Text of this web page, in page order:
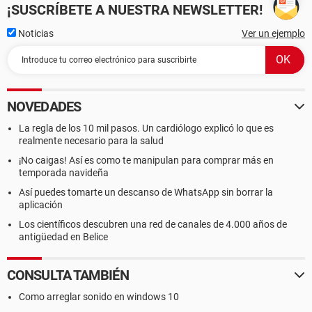
Propiedades del Sistema:
Fabricante Gigabyte Technology Co., Ltd.
Producto M68M-S2P
Identificador único universal 36434630-34393943-
42324139-FFFFFFFF
[ Placa base ]
Propiedades de la Placa Base:
Fabricante Gigabyte Technology Co., Ltd.
Producto M68M-S2P
Versión x.x
¡SUSCRÍBETE A NUESTRA NEWSLETTER!
Noticias Ver un ejemplo
NOVEDADES
La regla de los 10 mil pasos. Un cardiólogo explicó lo que es
realmente necesario para la salud
¡No caigas! Así es como te manipulan para comprar más en
temporada navideña
Así puedes tomarte un descanso de WhatsApp sin borrar la
aplicación
Los científicos descubren una red de canales de 4.000 años de
antigüedad en Belice
CONSULTA TAMBIÉN
Como arreglar sonido en windows 10